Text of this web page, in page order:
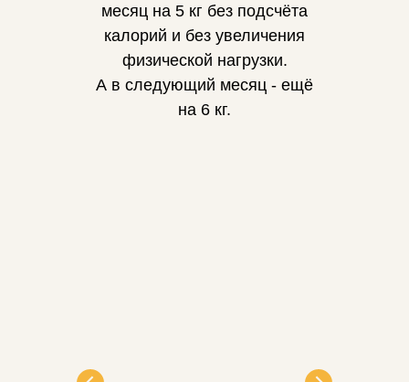
месяц на 5 кг без подсчёта
калорий и без увеличения
физической нагрузки.
А в следующий месяц - ещё
на 6 кг.